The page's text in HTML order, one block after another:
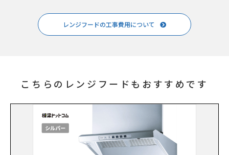
レンジフードの工事費用について
こちらのレンジフードもおすすめです